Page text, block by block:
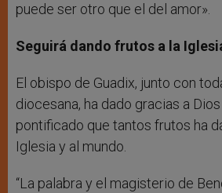
puede ser otro que el del amor».
Seguirá dando frutos a la
El obispo de Guadix, junto con
diocesana, ha dado gracias a
pontificado que tantos frutos ha
Iglesia y al mundo.
“La palabra y el magisterio de